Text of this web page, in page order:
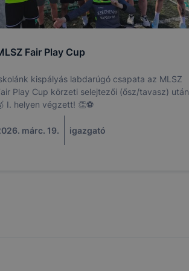
Fair Play Cup
kispályás labdarúgó csapata az MLSZ
Play Cup körzeti selejtezői (ősz/tavasz) után
I. helyen végzett! 👏⚽
márc. 19. igazgató
a
elfogadja
hogy
nem
a honlap a